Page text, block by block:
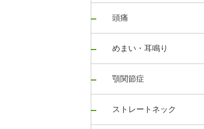
頭痛
めまい・耳鳴り
顎関節症
ストレートネック